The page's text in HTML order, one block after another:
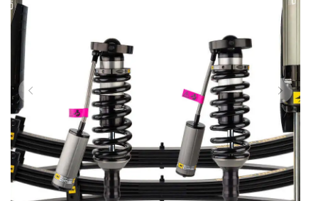
ПОКУПАТЕЛЯМ
КОНТАКТЫ
Войти
Выбор языка
Выбор валюты